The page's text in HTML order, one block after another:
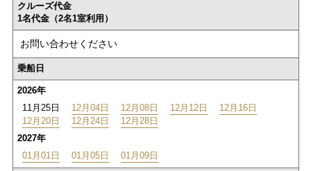
クルーズ代金
1名代金（2名1室利用）
お問い合わせください
乗船日
2026年
11月25日
12月04日 12月08日 12月12日
12月16日
12月20日
12月24日
12月28日
2027年
01月01日
01月05日 01月09日